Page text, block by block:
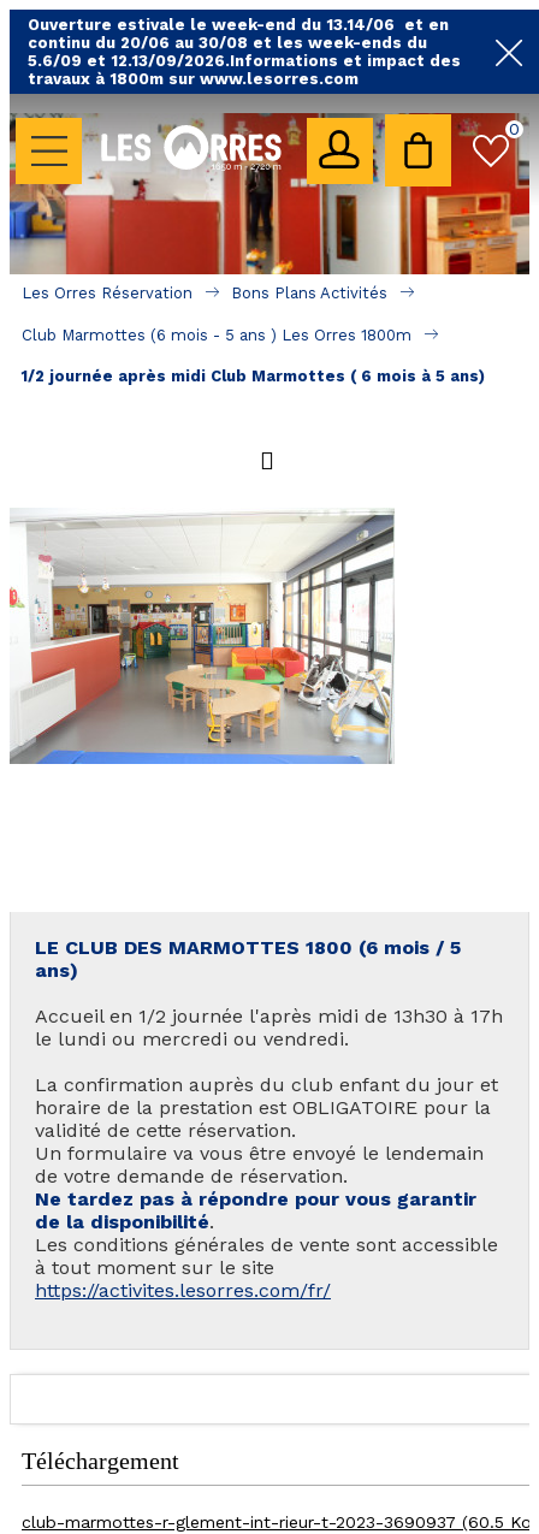
Ouverture estivale le week-end du 13.14/06 et en
continu du 20/06 au 30/08 et les week-ends du
5.6/09 et 12.13/09/2026.Informations et impact des
travaux à 1800m sur www.lesorres.com
0
LES HÉBERGEMENTS
Toutes nos locations
Hébergements avec piscine
Hébergements labellisés qualité
A proximité des remontées mécaniques ( VTT,
SÉJOURS & BONS PLANS
LOCALISATION
Les Orres 1550
Les Orres 1650
Les Orres 1650 centre station
Les Orres 1800 Bois Méan
Carte Multi activités
CONTACT / DEVIS
FAQ
INSPIREZ-VOUS !
ÉTÉ
HIVER
FR
+33 (0)4 92 44 19 17
Les Orres Réservation Bons Plans Activités
Club Marmottes (6 mois - 5 ans ) Les Orres 1800m
1/2 journée après midi Club Marmottes ( 6 mois à 5 ans)
LE CLUB DES MARMOTTES 1800 (6 mois / 5
ans)
Accueil en 1/2 journée l'après midi de 13h30 à 17h
le lundi ou mercredi ou vendredi.
La confirmation auprès du club enfant du jour et
horaire de la prestation est OBLIGATOIRE pour la
validité de cette réservation.
Un formulaire va vous être envoyé le lendemain
de votre demande de réservation.
Ne tardez pas à répondre pour vous garantir
de la disponibilité.
Les conditions générales de vente sont accessible
à tout moment sur le site
https://activites.lesorres.com/fr/
Téléchargement
club-marmottes-r-glement-int-rieur-t-2023-3690937 (60.5 Ko)